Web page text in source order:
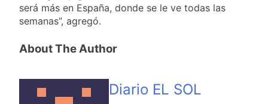
instala en Buenos
Aires: mejora el
ley de propiedad
privada, pero el
2 Días Atrás
será más en España, donde se le ve todas las
semanas”, agregó.
About The Author
Diario EL SOL